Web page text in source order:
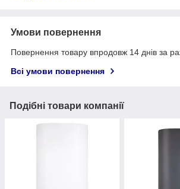
Умови повернення
Повернення товару впродовж 14 днів за
Всі умови повернення
Подібні товари компанії